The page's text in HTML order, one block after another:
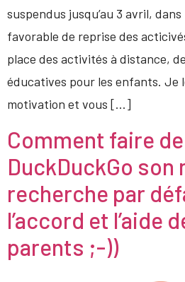
suspendus jusqu’au 3 avril, dans
favorable de reprise des
place des activités à distance,
éducatives pour les enfants. Je
motivation et vous […]
Comment faire de
DuckDuckGo son
recherche par
l’accord et l’aide
parents ;-))